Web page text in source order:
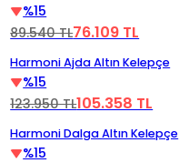
%15
89.540 TL76.109 TL
%15 İndirim
Harmoni Ajda Altın Kelepçe
%15
123.950 TL105.358 TL
%15 İndirim
Harmoni Dalga Altın Kelepçe
%15